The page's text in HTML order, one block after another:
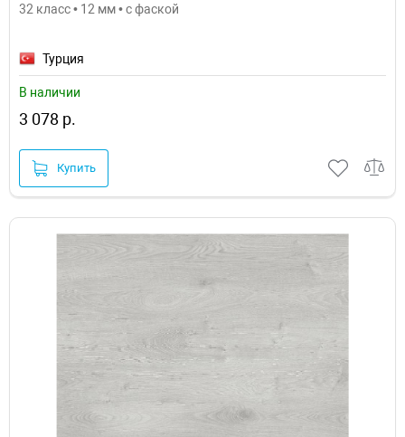
32 класс • 12 мм • с фаской
Турция
В наличии
3 078 р.
Купить